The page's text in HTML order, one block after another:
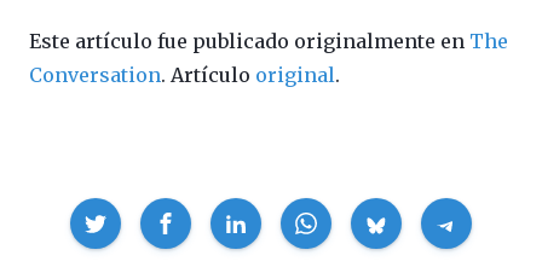
Este artículo fue publicado originalmente en The
Conversation. Artículo original.
Compartir